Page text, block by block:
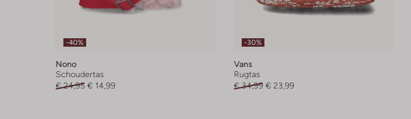
-40%
Nono
Schoudertas
€ 24,95 € 14,99
-30%
Vans
Rugtas
€ 34,99 € 23,99